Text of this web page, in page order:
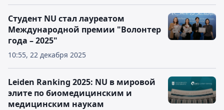
10:55, 22 декабря 2025
Студент NU стал лауреатом
Международной премии "Волонтер
года – 2025"
Leiden Ranking 2025: NU в мировой
элите по биомедицинским и
медицинским наукам